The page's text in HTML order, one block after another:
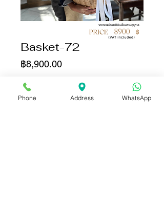
Basket-72
฿8,900.00ราคา
จำนวน
Phone Address WhatsApp